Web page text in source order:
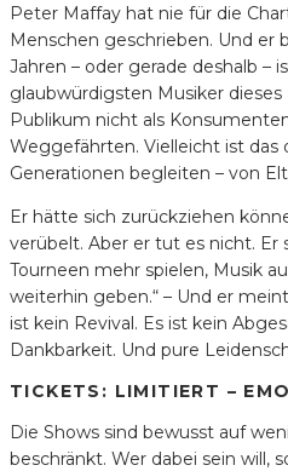
Peter Maffay hat nie für die
Menschen geschrieben. Und er
Jahren – oder gerade deshalb –
glaubwürdigsten Musiker dieses
Publikum nicht als
Weggefährten. Vielleicht ist das
Generationen begleiten – von
Er hätte sich zurückziehen
verübelt. Aber er tut es nicht. Er
Tourneen mehr spielen, Musik
weiterhin geben.“ – Und er
ist kein Revival. Es ist kein
Dankbarkeit. Und pure
TICKETS: LIMITIERT –
Die Shows sind bewusst auf
beschränkt. Wer dabei sein will,